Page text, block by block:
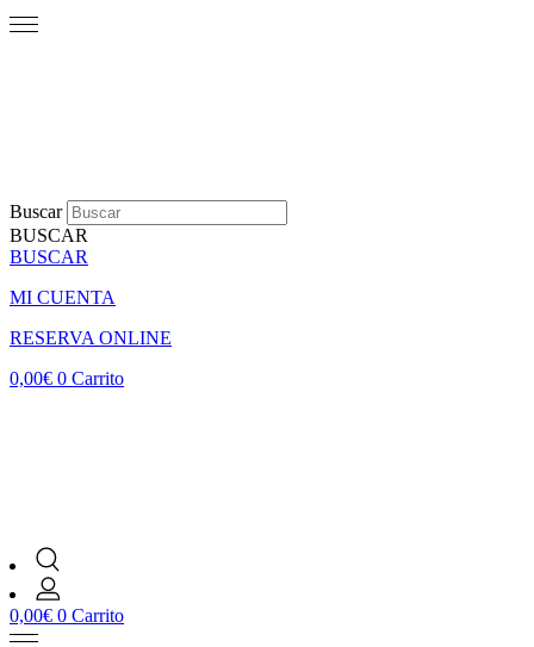
Buscar
BUSCAR
BUSCAR
MI CUENTA
RESERVA ONLINE
0,00€ 0 Carrito
0,00€ 0 Carrito